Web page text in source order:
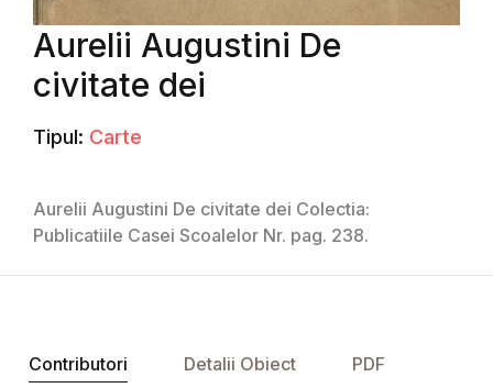
Aurelii Augustini De
civitate dei
Tipul: Carte
Aurelii Augustini De civitate dei Colectia:
Publicatiile Casei Scoalelor Nr. pag. 238.
Contributori Detalii Obiect PDF